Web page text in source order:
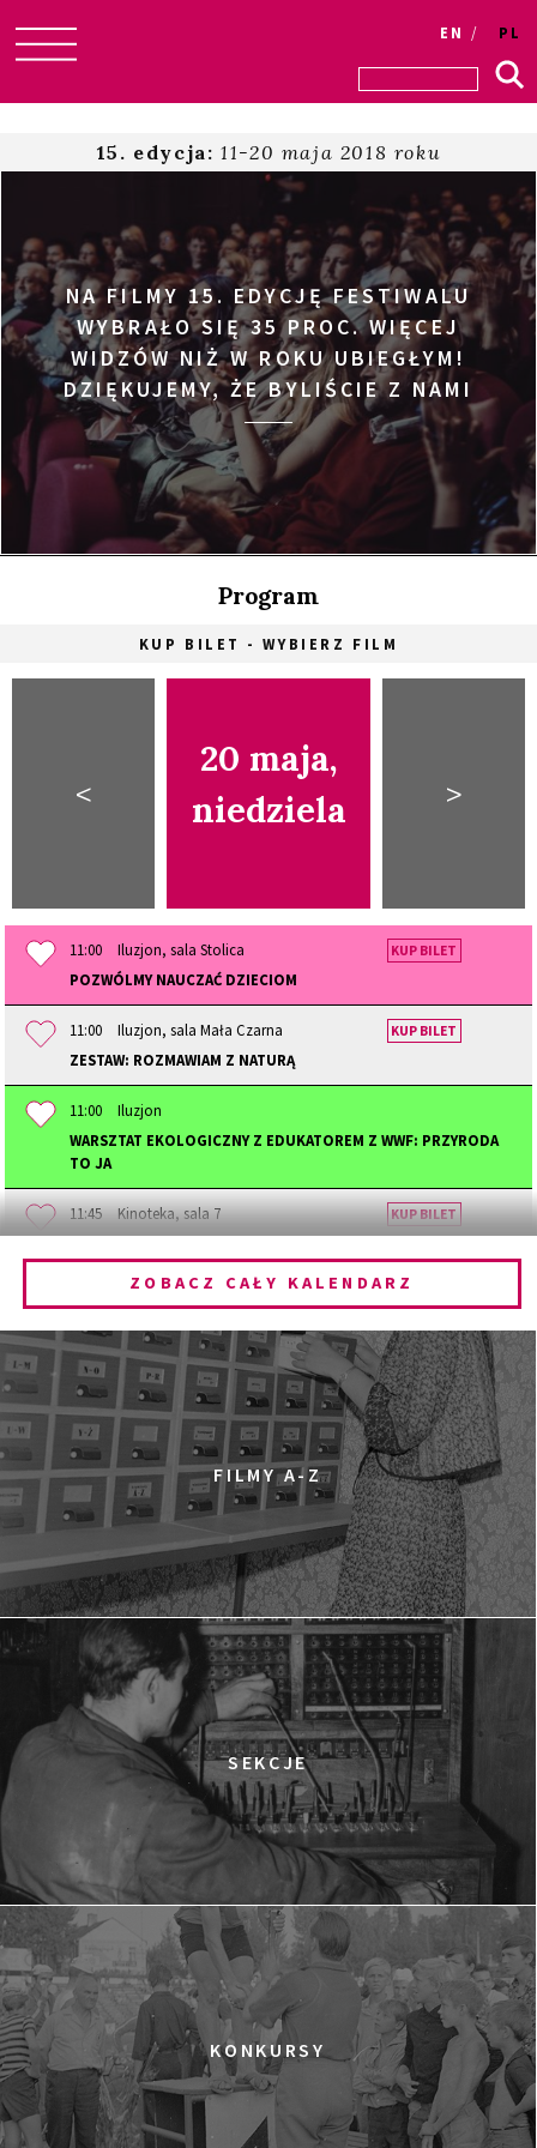
to
EN PL
15. edycja: 11-20 maja 2018 roku
NA FILMY 15. EDYCJĘ FESTIWALU
WYBRAŁO SIĘ 35 PROC. WIĘCEJ
WIDZÓW NIŻ W ROKU UBIEGŁYM!
DZIĘKUJEMY, ŻE BYLIŚCIE Z NAMI
Program
KUP BILET - WYBIERZ FILM
<
20 maja,
niedziela
>
11:00
Iluzjon, sala Stolica
POZWÓLMY NAUCZAĆ DZIECIOM
KUP BILET
11:00
Iluzjon, sala Mała Czarna
ZESTAW: ROZMAWIAM Z NATURĄ
KUP BILET
11:00
Iluzjon
WARSZTAT EKOLOGICZNY Z EDUKATOREM Z WWF: PRZYRODA
TO JA
11:45
Kinoteka, sala 7
KUP BILET
Kinoteka, sala 1
12:00
Kinoteka, sala 3
PRADAWNY LAS
SPOTKANIE PO FILMIE
KUP BILET
12:00
Pałac Kultury i Nauki, Sala Gagarina
KINO VR (VIRTUAL REALITY)
MARATON WPISYWANIA DO WIKIPEDII HASEŁ O
OBROŃCZYNIACH PRAW
12:15
Kinoteka, sala 2
OBCY W SIECI
KUP BILET
12:15
Luna, sala B
CZASÓWKA. PRÓBA CHARAKTERU
KUP BILET
Luna, sala A
NIEWYGODNA PRAWDA 2
KUP BILET
12:45
JĄDRA TARZANA
KUP BILET
13:30
Kinoteka, sala 7
GRACE JONES
SPOTKANIE PO FILMIE
KUP BILET
13:30
Iluzjon, sala Mała Czarna
SAMOTNA WALKA THOMASA REIDA
KUP BILET
14:00
Kinoteka, sala 1
KUP BILET
ZOBACZ CAŁY KALENDARZ
FILMY A-Z
SEKCJE
KONKURSY